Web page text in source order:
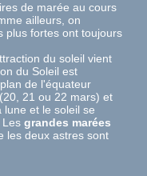
de marée au cours
ailleurs, on
plus fortes ont toujours
du soleil vient
du Soleil est
de l'équateur
21 ou 22 mars) et
et le soleil se
Lesgrandes marées
les deux astres sont